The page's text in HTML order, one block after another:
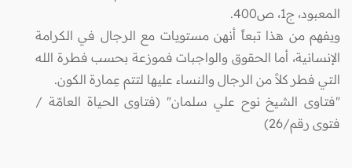
المعبود، ج1، ص400.
ويفهم من هذا تبعاً أنهن مستويات مع الرجال في الكرامة
الإنسانية، أما الحقوق والواجبات فموزعة بحسب فطرة الله
التي فطر كلاً من الرجال والنساء عليها لتتم عِمارة الكون.
"فتاوى الشيخ نوح علي سلمان" (فتاوى الحياة العامّة /
فتوى رقم/26)